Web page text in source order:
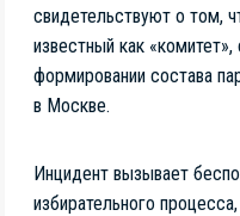
свидетельствуют о том,
известный как
формировании состава
в Москве.
Инцидент вызывает
избирательного